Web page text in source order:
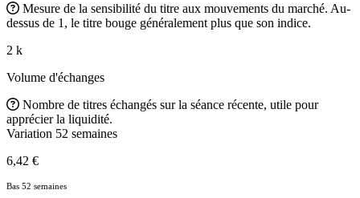
Mesure de la sensibilité du titre aux mouvements du marché. Au-
dessus de 1, le titre bouge généralement plus que son indice.
2 k
Volume d'échanges
Nombre de titres échangés sur la séance récente, utile pour
apprécier la liquidité.
Variation 52 semaines
6,42 €
Bas 52 semaines